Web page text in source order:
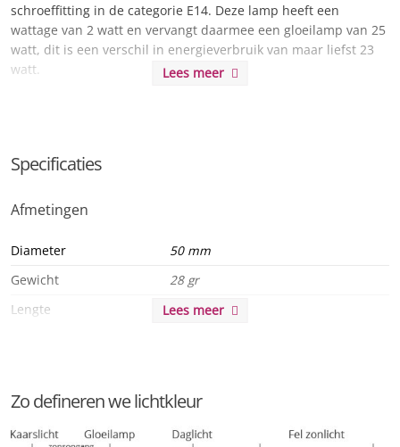
schroeffitting in de categorie E14. Deze lamp heeft een
wattage van 2 watt en vervangt daarmee een gloeilamp van 25
watt, dit is een verschil in energieverbruik van maar liefst 23
watt.
Lees meer
Specificaties
Afmetingen
Diameter
50 mm
Gewicht
28 gr
Lengte
81 mm
Product serie
Reflector R50
Lees meer
Zo defineren we lichtkleur